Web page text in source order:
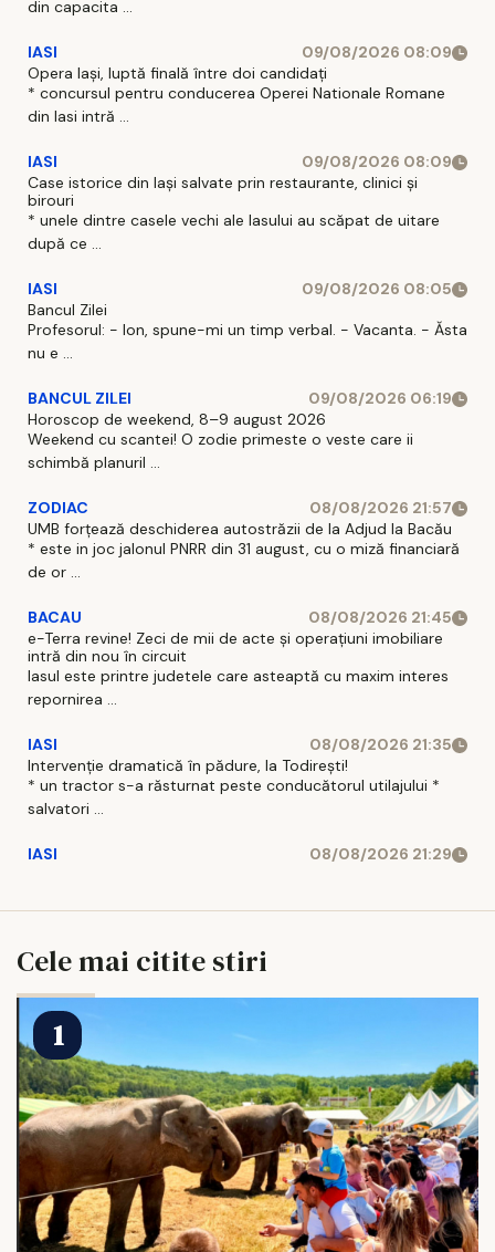
din capacita ...
IASI
09/08/2026 08:09
Opera Iași, luptă finală între doi candidați
* concursul pentru conducerea Operei Nationale Romane
din Iasi intră ...
IASI
09/08/2026 08:09
Case istorice din Iași salvate prin restaurante, clinici și
birouri
* unele dintre casele vechi ale Iasului au scăpat de uitare
după ce ...
IASI
09/08/2026 08:05
Bancul Zilei
Profesorul: - Ion, spune-mi un timp verbal. - Vacanta. - Ăsta
nu e ...
BANCUL ZILEI
09/08/2026 06:19
Horoscop de weekend, 8–9 august 2026
Weekend cu scantei! O zodie primeste o veste care ii
schimbă planuril ...
ZODIAC
08/08/2026 21:57
UMB forțează deschiderea autostrăzii de la Adjud la Bacău
* este in joc jalonul PNRR din 31 august, cu o miză financiară
de or ...
BACAU
08/08/2026 21:45
e-Terra revine! Zeci de mii de acte și operațiuni imobiliare
intră din nou în circuit
Iasul este printre judetele care asteaptă cu maxim interes
repornirea ...
IASI
08/08/2026 21:35
Intervenție dramatică în pădure, la Todirești!
* un tractor s-a răsturnat peste conducătorul utilajului *
salvatori ...
IASI 08/08/2026 21:29
Cele mai citite stiri